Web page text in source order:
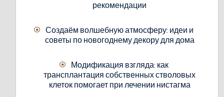
рекомендации
Создаём волшебную атмосферу: идеи и
советы по новогоднему декору для дома
Модификация взгляда: как
трансплантация собственных стволовых
клеток помогает при лечении нистагма